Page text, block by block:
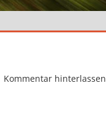
Kommentar hinterlassen